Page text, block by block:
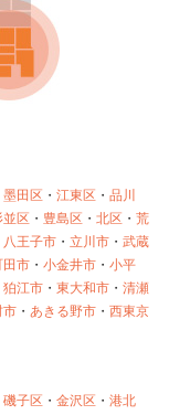
墨田区 ・ 江東区 ・ 品川
並区 ・ 豊島区 ・ 北区 ・ 荒
八王子市 ・ 立川市 ・ 武蔵
田市 ・ 小金井市 ・ 小平
狛江市 ・ 東大和市 ・ 清瀬
市 ・ あきる野市 ・ 西東京
磯子区 ・ 金沢区 ・ 港北